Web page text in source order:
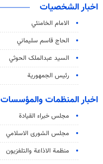
اخبار الشخصيات
الامام الخامنئي
الحاج قاسم سليماني
السید عبدالملک الحوثي
رئيس الجمهورية
اخبار المنظمات والمؤسسات
مجلس خبراء القيادة
مجلس الشورى الاسلامي
منظمة الاذاعة والتلفزیون